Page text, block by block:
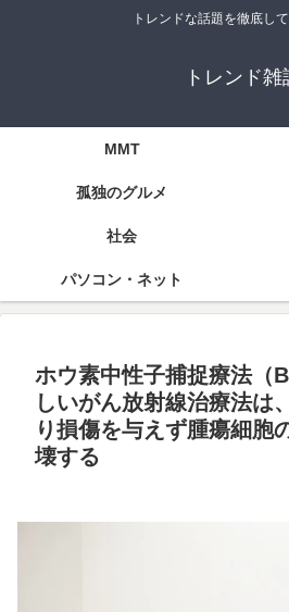
トレンドな話題を徹底し
トレンド雑
MMT
孤独のグルメ
社会
パソコン・ネット
ホウ素中性子捕捉療法（
しいがん放射線治療法は
り損傷を与えず腫瘍細胞
壊する